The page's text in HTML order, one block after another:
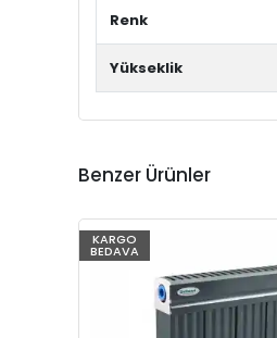
Renk
Yükseklik
Benzer Ürünler
KARGO
BEDAVA